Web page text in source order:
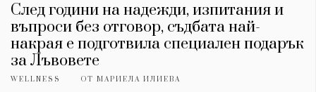
След години на надежди, изпитания и
въпроси без отговор, съдбата най-
накрая е подготвила специален подарък
за Лъвовете
WELLNESS ОТ МАРИЕЛА ИЛИЕВА
© 2026, HighViewArt | Всички права запазени